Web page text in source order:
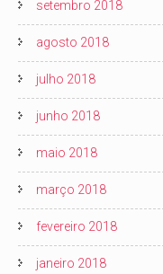
setembro 2018
agosto 2018
julho 2018
junho 2018
maio 2018
março 2018
fevereiro 2018
janeiro 2018